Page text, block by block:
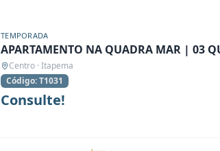
TEMPORADA
APARTAMENTO NA QUADRA MAR | 03
Centro · Itapema
Código: T1031
Consulte!